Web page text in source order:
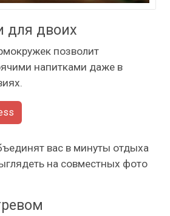
для двоих
позволит
напитками даже в
вас в минуты отдыха
на совместных фото